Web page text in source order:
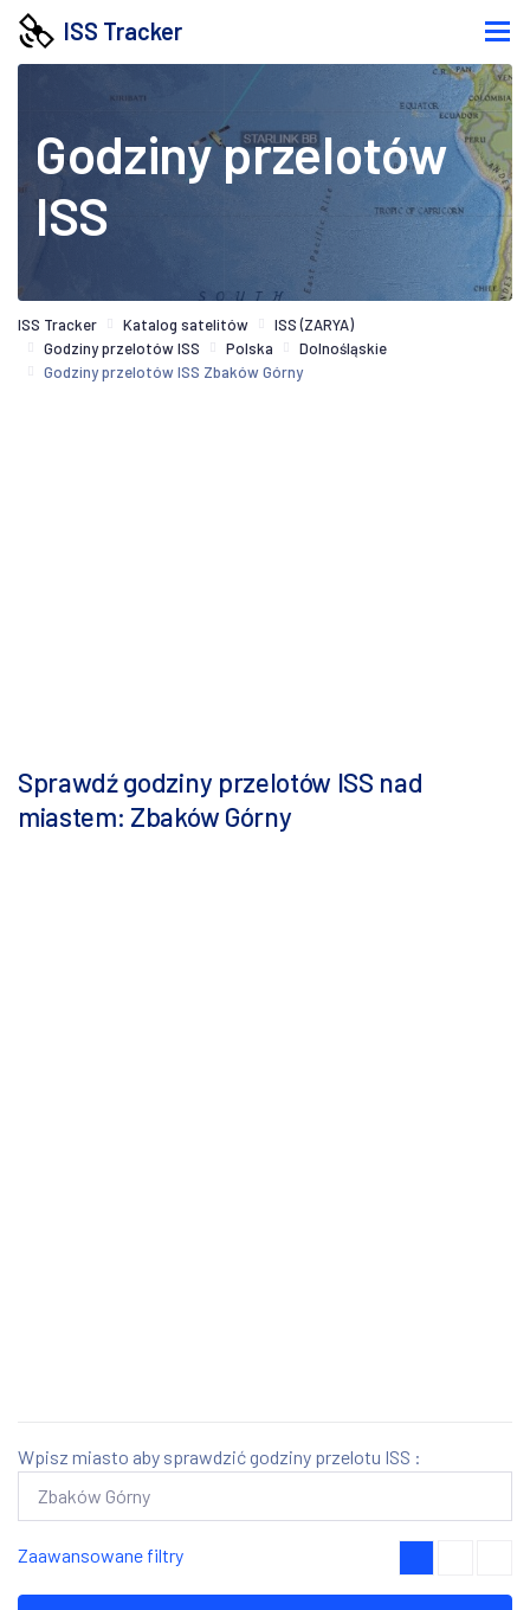
ISS Tracker
Godziny przelotów
ISS
ISS Tracker Katalog satelitów
ISS (ZARYA)
Godziny przelotów ISS
Polska
Dolnośląskie
Godziny przelotów ISS Zbaków Górny
Sprawdź godziny przelotów ISS nad
miastem: Zbaków Górny
Wpisz miasto aby sprawdzić godziny przelotu ISS :
Zaawansowane filtry